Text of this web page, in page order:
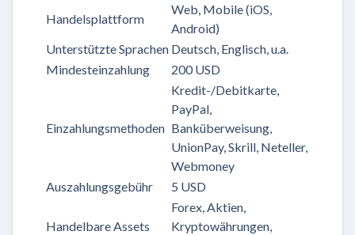
Handelsplattform
Web, Mobile (iOS,
Android)
Unterstützte Sprachen Deutsch, Englisch, u.a.
Mindesteinzahlung
200 USD
Einzahlungsmethoden
Kredit-/Debitkarte,
PayPal,
Banküberweisung,
UnionPay, Skrill, Neteller,
Webmoney
Auszahlungsgebühr
5 USD
Handelbare Assets
Forex, Aktien,
Kryptowährungen,